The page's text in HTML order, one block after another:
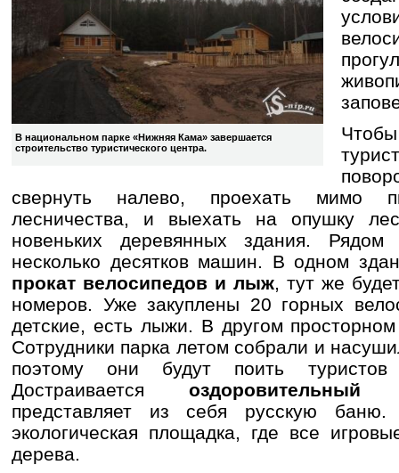
В национальном парке «Нижняя Кама» завершается
строительство туристического центра.
свернуть налево, проехать мимо
лесничества, и выехать на опушку
новеньких деревянных здания. Рядом
несколько десятков машин. В одном
прокат велосипедов и лыж, тут же
номеров. Уже закуплены 20 горных
детские, есть лыжи. В другом
Сотрудники парка летом собрали и
поэтому они будут поить
Достраивается оздоровительный
представляет из себя русскую баню.
экологическая площадка, где все
дерева.